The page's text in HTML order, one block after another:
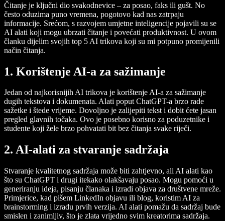
Čitanje je ključni dio svakodnevice – za posao, faks ili gušt. No
često oduzima puno vremena, pogotovo kad nas zatrpaju
informacije. Srećom, s razvojem umjetne inteligencije pojavili su se
AI alati koji mogu ubrzati čitanje i povećati produktivnost. U ovom
članku dijelim svojih top 5 AI trikova koji su mi potpuno promijenili
način čitanja.
1. Korištenje AI-a za sažimanje
Jedan od najkorisnijih AI trikova je korištenje AI-a za sažimanje
dugih tekstova i dokumenata. Alati poput ChatGPT-a brzo rade
sažetke i štede vrijeme. Dovoljno je zalijepiti tekst i dobit ćete jasan
pregled glavnih točaka. Ovo je posebno korisno za poduzetnike i
studente koji žele brzo pohvatati bit bez čitanja svake riječi.
2. AI-alati za stvaranje sadržaja
Stvaranje kvalitetnog sadržaja može biti zahtjevno, ali AI alati kao
što su ChatGPT i drugi itekako olakšavaju posao. Mogu pomoći u
generiranju ideja, pisanju članaka i izradi objava za društvene mreže.
Primjerice, kad pišem LinkedIn objavu ili blog, koristim AI za
brainstorming i izradu prvih verzija. AI alati pomažu da sadržaj bude
smislen i zanimljiv, što je zlata vrijedno svim kreatorima sadržaja.